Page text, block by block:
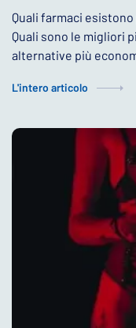
Quali farmaci
Quali sono le migliori
alternative più
L'intero articolo